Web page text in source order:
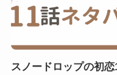
スノードロップの初